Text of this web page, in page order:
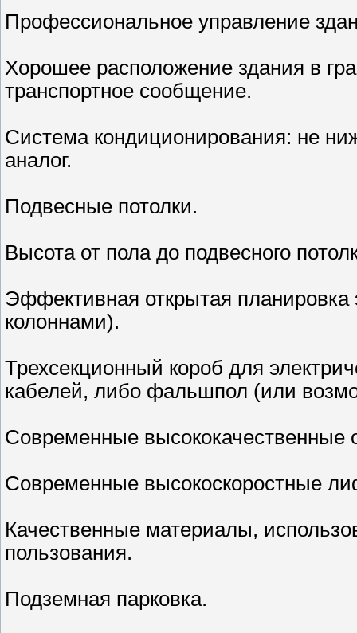
Профессиональное управление
Хорошее расположение здания в
транспортное сообщение.
Система кондиционирования: не
аналог.
Подвесные потолки.
Высота от пола до подвесного
Эффективная открытая планировка
колоннами).
Трехсекционный короб для
кабелей, либо фальшпол (или
Современные высококачественные
Современные высокоскоростные
Качественные материалы,
пользования.
Подземная парковка.